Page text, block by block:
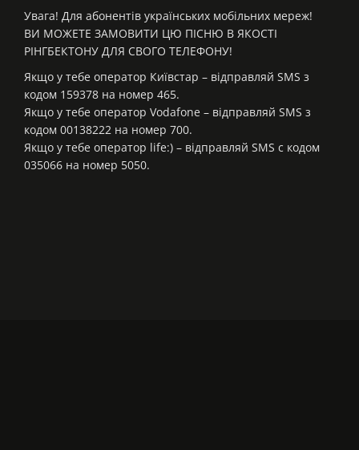
Увага! Для абонентів українських мобільних мереж!
ВИ МОЖЕТЕ ЗАМОВИТИ ЦЮ ПІСНЮ В ЯКОСТІ
РІНГБЕКТОНУ ДЛЯ СВОГО ТЕЛЕФОНУ!
Якщо у тебе оператор Київстар – відправляй SMS з
кодом 159378 на номер 465.
Якщо у тебе оператор Vodafone – відправляй SMS з
кодом 00138222 на номер 700.
Якщо у тебе оператор life:) – відправляй SMS с кодом
035066 на номер 5050.